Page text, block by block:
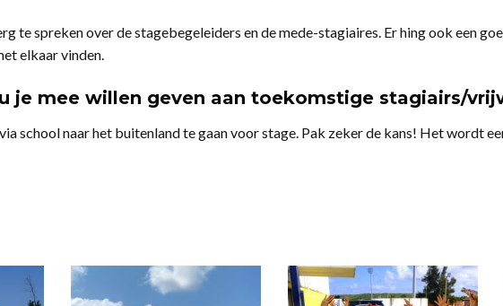
te spreken over de stagebegeleiders en de mede-stagiaires. Er hing ook een
elkaar vinden.
je mee willen geven aan toekomstige stagiairs/
school naar het buitenland te gaan voor stage. Pak zeker de kans! Het wordt